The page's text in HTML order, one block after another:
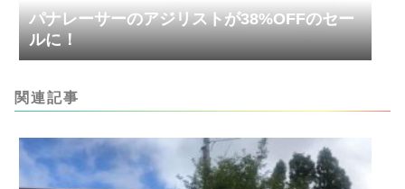
パナレーサーのアジリストが38%OFFのセー
ルに！
関連記事